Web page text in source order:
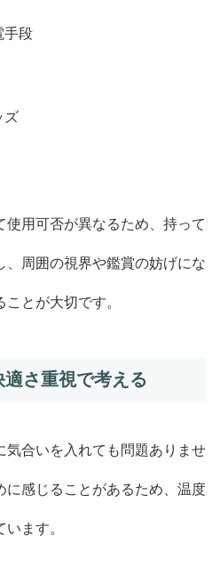
手段
ズ
使用可否が異なるため、持って
、周囲の視界や鑑賞の妨げにな
とが大切です。
さ重視で考える
気合いを入れても問題ありませ
に感じることがあるため、温度
ます。